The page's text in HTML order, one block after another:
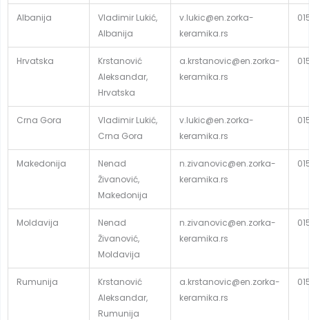
Albanija
Vladimir Lukić,
Albanija
v.lukic@en.zorka-
keramika.rs
Hrvatska
Krstanović
Aleksandar,
Hrvatska
a.krstanovic@en.zorka-
keramika.rs
Crna Gora
Vladimir Lukić,
Crna Gora
v.lukic@en.zorka-
keramika.rs
Makedonija
Nenad
Živanović,
Makedonija
n.zivanovic@en.zorka-
keramika.rs
Moldavija
Nenad
Živanović,
Moldavija
n.zivanovic@en.zorka-
keramika.rs
Rumunija
Krstanović
Aleksandar,
Rumunija
a.krstanovic@en.zorka-
keramika.rs